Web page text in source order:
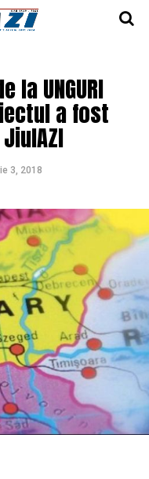
la UNGURI
a fost
3, 2018